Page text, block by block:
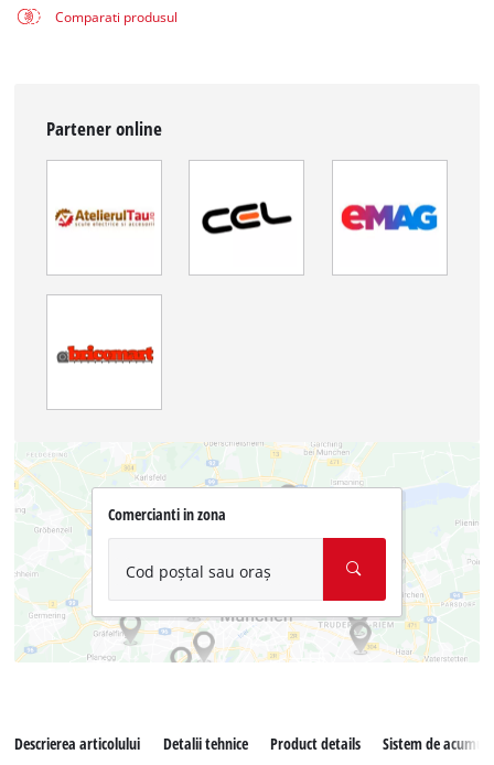
Comparati produsul
Partener online
Comercianti in zona
Cod poștal sau oraș
Descrierea articolului Detalii tehnice Product details Sistem de